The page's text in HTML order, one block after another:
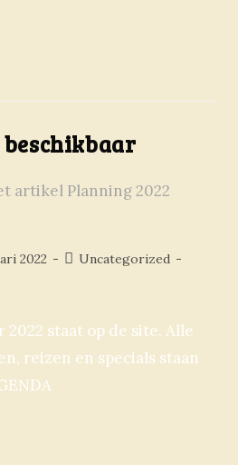
beschikbaar
2022
Uncategorized
staat op de site. Alle
reizen en specials staan